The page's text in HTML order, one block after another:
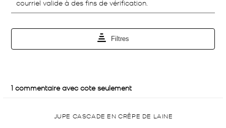
JUPE CASCADE EN CRÊPE DE LAINE